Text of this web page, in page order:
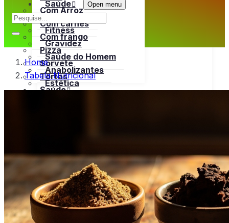
Saúde
Open menu
Fitness
Gravidez
Saúde do Homem
Anabolizantes
Estética
Tabela Nutricional
Open menu
Bebidas
Carnes
Open menu
Bovina
Com Arroz
Com carnes
Com frango
Pizza
Sorvete
Tortas
Saúde
Saúde do Homem
Anabolizantes
Estética
Dores
Remédios Caseiros
Home
Tabela Nutricional